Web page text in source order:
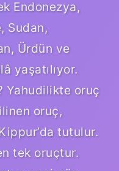
Endonezya,
Sudan,
Ürdün ve
yaşatılıyor.
Yahudilikte oruç
oruç,
tutulur.
tek oruçtur.